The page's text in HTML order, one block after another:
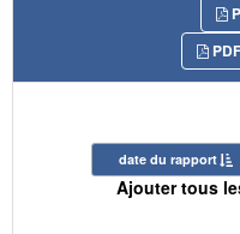
date du rapport
Ajouter tous